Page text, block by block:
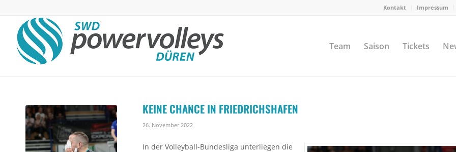
Kontakt Impressum
Team Saison Tickets
KEINE CHANCE IN FRIEDRICHSHAFEN
26. November 2022
In der Volleyball-Bundesliga unterliegen die